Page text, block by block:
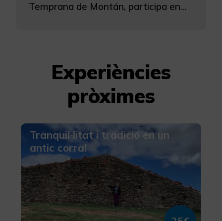
Temprana de Montán, participa en...
Experiències
pròximes
Tranquil·litat i tradició en un
antic corral